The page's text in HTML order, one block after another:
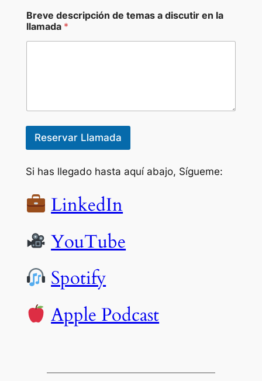
Breve descripción de temas a discutir en la
llamada *
Reservar Llamada
Si has llegado hasta aquí abajo, Sígueme:
LinkedIn
YouTube
Spotify
Apple Podcast